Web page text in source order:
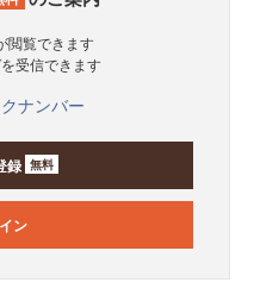
閲覧できます
受信できます
ナンバー
録 無料
ン